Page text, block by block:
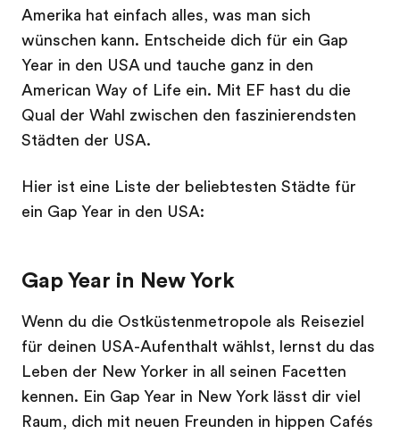
Amerika hat einfach alles, was man sich
wünschen kann. Entscheide dich für ein Gap
Year in den USA und tauche ganz in den
American Way of Life ein. Mit EF hast du die
Qual der Wahl zwischen den faszinierendsten
Städten der USA.
Hier ist eine Liste der beliebtesten Städte für
ein Gap Year in den USA:
Gap Year in New York
Wenn du die Ostküstenmetropole als Reiseziel
für deinen USA-Aufenthalt wählst, lernst du das
Leben der New Yorker in all seinen Facetten
kennen. Ein Gap Year in New York lässt dir viel
Raum, dich mit neuen Freunden in hippen Cafés